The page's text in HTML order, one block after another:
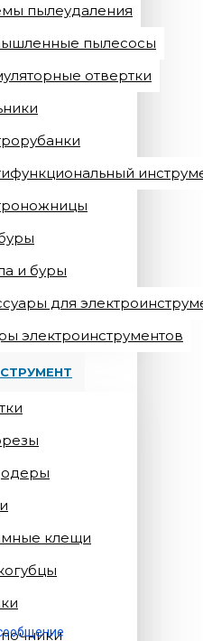
пылеудаления
пылесосы
отвертки
и буры
для
электроинструментов
клещи